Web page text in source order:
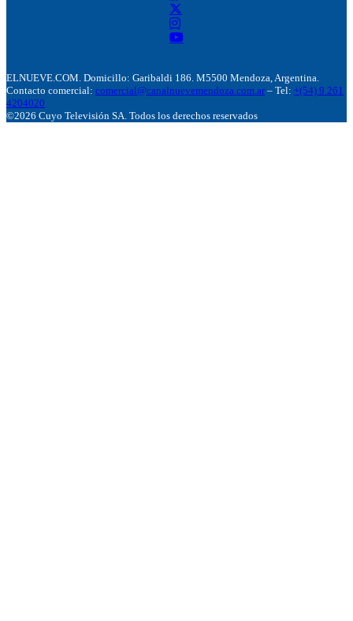
ELNUEVE.COM. Domicillo: Garibaldi 186. M5500 Mendoza, Argentina.
Contacto comercial: comercial@canalnuevemendoza.com.ar – Tel: +(54) 9 261
4204020
©2026 Cuyo Televisión SA. Todos los derechos reservados